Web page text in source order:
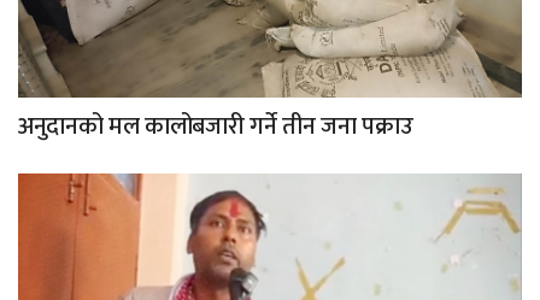
अनुदानको मल कालोबजारी गर्ने तीन जना पक्राउ